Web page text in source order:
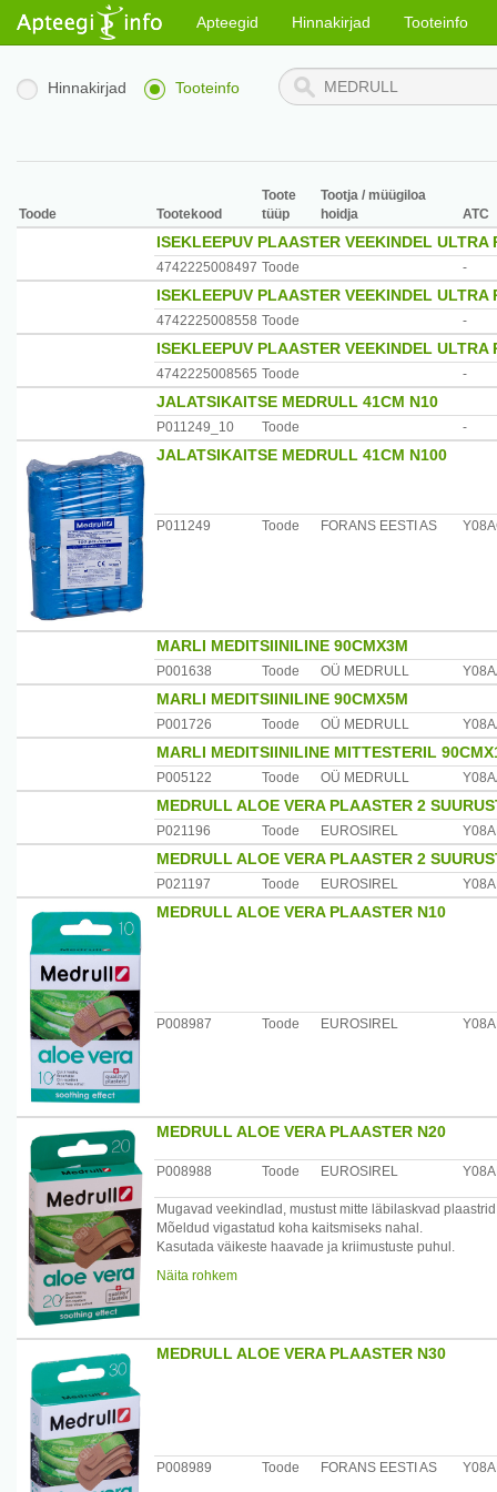
Apteegid Hinnakirjad Tooteinfo
Hinnakirjad Tooteinfo
Toode Tootekood
Toote
tüüp
Tootja / müügiloa
hoidja
ATC
ISEKLEEPUV PLAASTER VEEKINDEL ULTRA
4742225008497 Toode -
ISEKLEEPUV PLAASTER VEEKINDEL
4742225008558 Toode -
ISEKLEEPUV PLAASTER VEEKINDEL
4742225008565 Toode -
JALATSIKAITSE MEDRULL 41CM N10
P011249_10 Toode -
JALATSIKAITSE MEDRULL 41CM N100
P011249 Toode FORANS EESTI AS
MARLI MEDITSIINILINE 90CMX3M
P001638 Toode OÜ MEDRULL
MARLI MEDITSIINILINE 90CMX5M
P001726 Toode OÜ MEDRULL
MARLI MEDITSIINILINE MITTESTERIL
P005122 Toode OÜ MEDRULL
MEDRULL ALOE VERA PLAASTER 2
P021196 Toode EUROSIREL
MEDRULL ALOE VERA PLAASTER 2
P021197 Toode EUROSIREL
MEDRULL ALOE VERA PLAASTER N10
P008987 Toode EUROSIREL
MEDRULL ALOE VERA PLAASTER N20
P008988 Toode EUROSIREL
Mugavad veekindlad, mustust mitte läbilaskvad
Mõeldud vigastatud koha kaitsmiseks nahal.
Kasutada väikeste haavade ja kriimustuste puhul.
Valmistatud õhukesest, 3-dimensioonilisest,
Hoiatused: mitte kasutada, kui esineb taimset allergiat..
ümmargused läbimõõduga 22 mm - 4 tükki.
Näita rohkem
MEDRULL ALOE VERA PLAASTER N30
P008989 Toode FORANS EESTI AS